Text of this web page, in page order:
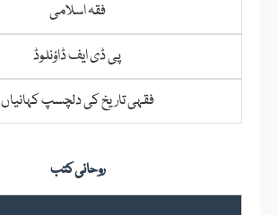
فقہ اسلامی
پی ڈی ایف ڈاؤنلوڈ
فقہی تاریخ کی دلچسپ کہانیاں
روحانی کتب